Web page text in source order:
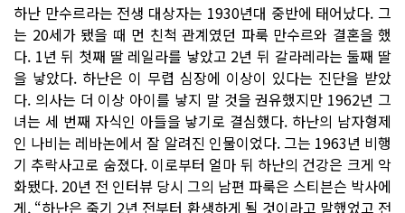
하난 만수르라는 전생 대상자는 1930년대 중반에 태어났다. 그
는 20세가 됐을 때 먼 친척 관계였던 파룩 만수르와 결혼을 했
다. 1년 뒤 첫째 딸 레일라를 낳았고 2년 뒤 갈라레라는 둘째 딸
을 낳았다. 하난은 이 무렵 심장에 이상이 있다는 진단을 받았
다. 의사는 더 이상 아이를 낳지 말 것을 권유했지만 1962년 그
녀는 세 번째 자식인 아들을 낳기로 결심했다. 하난의 남자형제
인 나비는 레바논에서 잘 알려진 인물이었다. 그는 1963년 비행
기 추락사고로 숨졌다. 이로부터 얼마 뒤 하난의 건강은 크게 악
화됐다. 20년 전 인터뷰 당시 그의 남편 파룩은 스티븐슨 박사에
게, “하난은 죽기 2년 전부터 환생하게 될 것이라고 말했었고 전